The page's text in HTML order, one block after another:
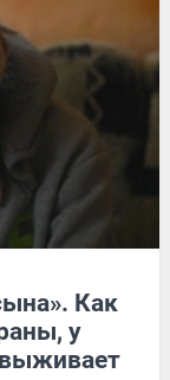
Как
у